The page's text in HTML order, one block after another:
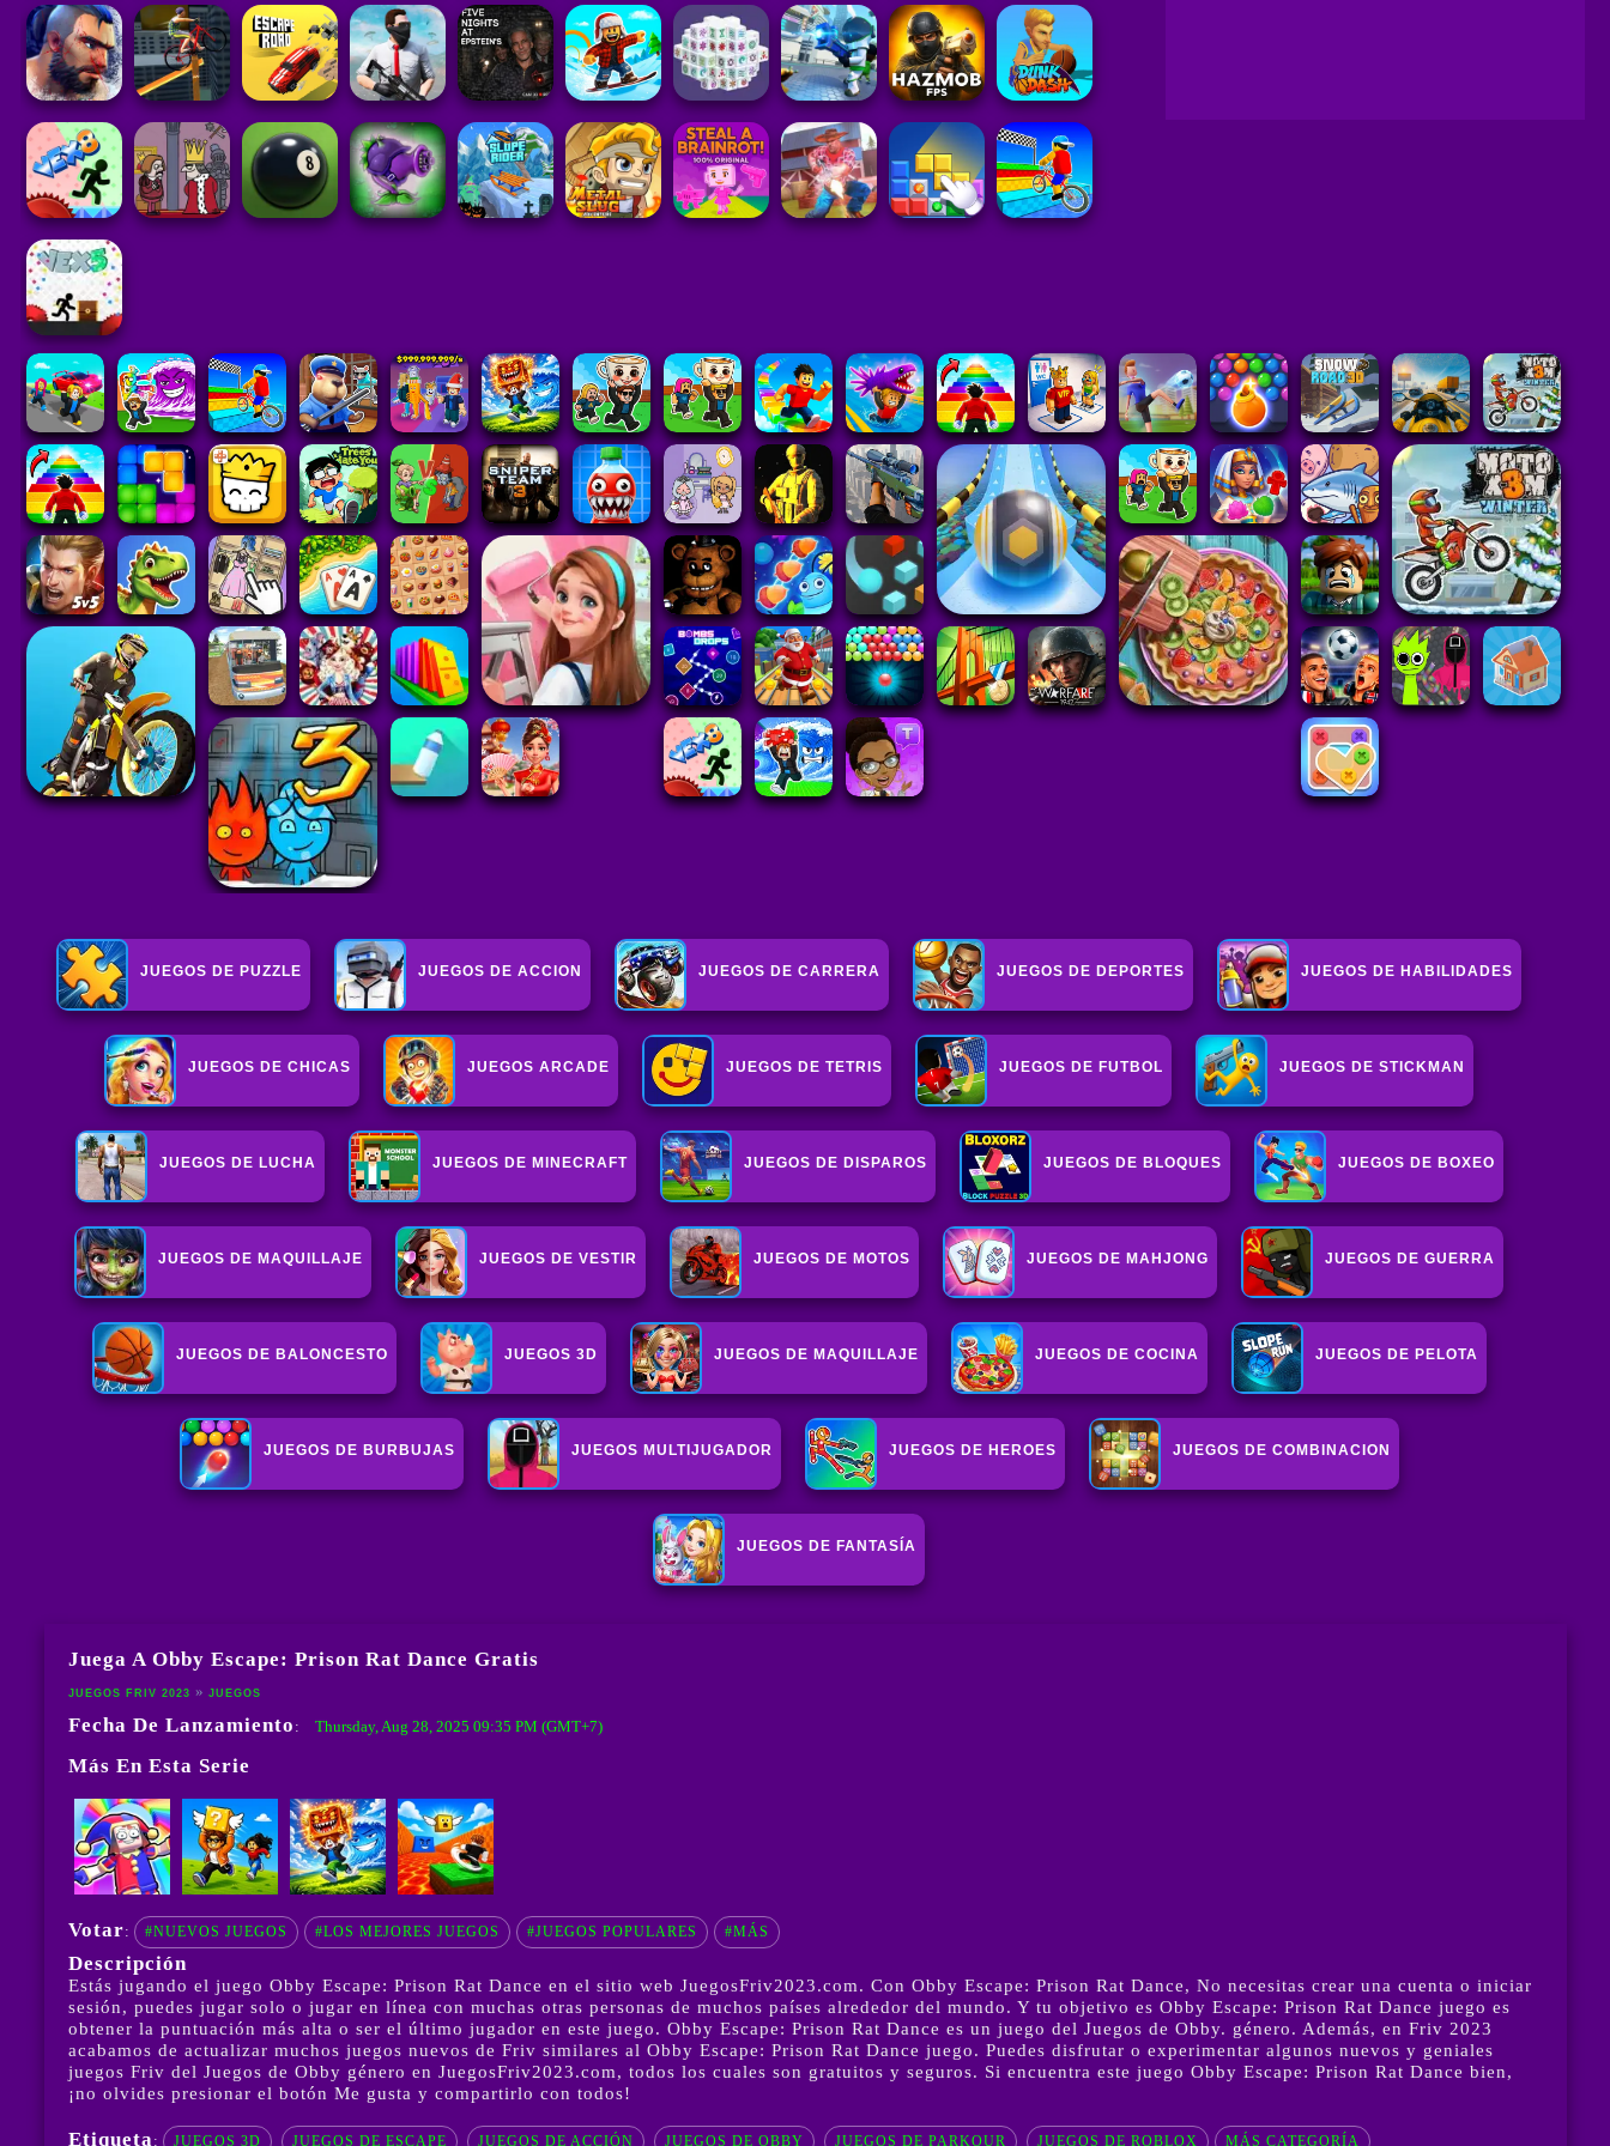
JUEGOS DE PUZZLE JUEGOS DE ACCION JUEGOS DE CARRERA JUEGOS DE DEPORTES JUEGOS DE HABILIDADES
JUEGOS DE CHICAS JUEGOS ARCADE JUEGOS DE TETRIS JUEGOS DE FUTBOL JUEGOS DE STICKMAN
JUEGOS DE LUCHA JUEGOS DE MINECRAFT JUEGOS DE DISPAROS JUEGOS DE BLOQUES JUEGOS DE BOXEO
JUEGOS DE MAQUILLAJE JUEGOS DE VESTIR JUEGOS DE MOTOS JUEGOS DE MAHJONG JUEGOS DE GUERRA
JUEGOS DE BALONCESTO JUEGOS 3D JUEGOS DE MAQUILLAJE JUEGOS DE COCINA JUEGOS DE PELOTA
JUEGOS DE BURBUJAS JUEGOS MULTIJUGADOR JUEGOS DE HEROES JUEGOS DE COMBINACION
JUEGOS DE FANTASÍA
Juega A Obby Escape: Prison Rat Dance Gratis
JUEGOS FRIV 2023 JUEGOS
Fecha De Lanzamiento : Thursday, Aug 28, 2025 09:35 PM (GMT+7)
Más En Esta Serie
Votar: #NUEVOS JUEGOS #LOS MEJORES JUEGOS #JUEGOS POPULARES #MÁS
Descripción
Estás jugando el juego Obby Escape: Prison Rat Dance en el sitio web JuegosFriv2023.com. Con Obby Escape: Prison Rat Dance, No necesitas crear una cuenta o iniciar
sesión, puedes jugar solo o jugar en línea con muchas otras personas de muchos países alrededor del mundo. Y tu objetivo es Obby Escape: Prison Rat Dance juego es
obtener la puntuación más alta o ser el último jugador en este juego. Obby Escape: Prison Rat Dance es un juego del Juegos de Obby. género. Además, en Friv 2023
acabamos de actualizar muchos juegos nuevos de Friv similares al Obby Escape: Prison Rat Dance juego. Puedes disfrutar o experimentar algunos nuevos y geniales
juegos Friv del Juegos de Obby género en JuegosFriv2023.com, todos los cuales son gratuitos y seguros. Si encuentra este juego Obby Escape: Prison Rat Dance bien,
¡no olvides presionar el botón Me gusta y compartirlo con todos!
Etiqueta: JUEGOS 3D JUEGOS DE ESCAPE JUEGOS DE ACCIÓN JUEGOS DE OBBY JUEGOS DE PARKOUR JUEGOS DE ROBLOX MÁS CATEGORÍA